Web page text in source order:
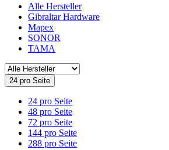
Alle Hersteller
Gibraltar Hardware
Mapex
SONOR
TAMA
24 pro Seite
24 pro Seite
48 pro Seite
72 pro Seite
144 pro Seite
288 pro Seite